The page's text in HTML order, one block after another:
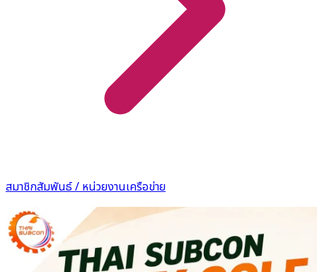
สมาชิกสัมพันธ์ / หน่วยงานเครือข่าย